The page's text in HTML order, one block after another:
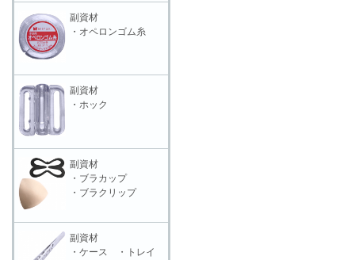
副資材
・オペロンゴム糸
副資材
・ホック
副資材
・ブラカップ
・ブラクリップ
副資材
・ケース ・トレイ